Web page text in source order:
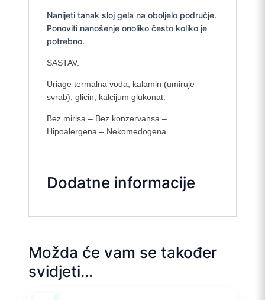
Nanijeti tanak sloj gela na oboljelo područje.
Ponoviti nanošenje onoliko često koliko je
potrebno.
SASTAV:
Uriage termalna voda, kalamin (umiruje
svrab), glicin, kalcijum glukonat.
Bez mirisa – Bez konzervansa –
Hipoalergena – Nekomedogena
Dodatne informacije
Možda će vam se također
svidjeti…